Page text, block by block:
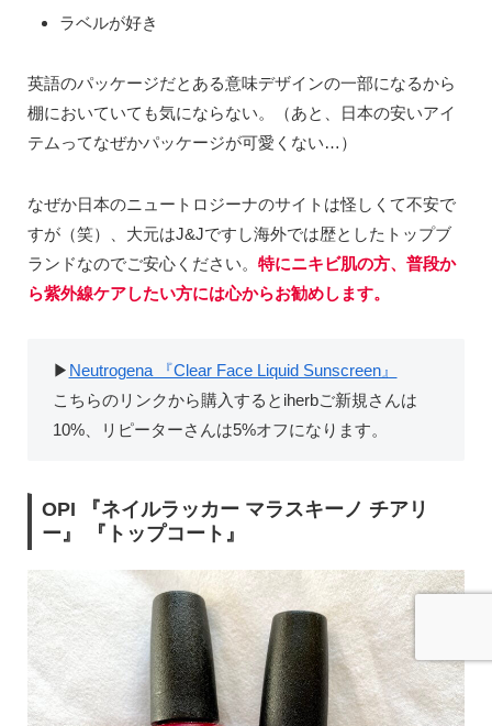
ラベルが好き
英語のパッケージだとある意味デザインの一部になるから
棚においていても気にならない。（あと、日本の安いアイ
テムってなぜかパッケージが可愛くない…）
なぜか日本のニュートロジーナのサイトは怪しくて不安で
すが（笑）、大元はJ&Jですし海外では歴としたトップブ
ランドなのでご安心ください。 特にニキビ肌の方、普段か
ら紫外線ケアしたい方には心からお勧めします。
▶︎ Neutrogena 『Clear Face Liquid Sunscreen』
こちらのリンクから購入するとiherbご新規さんは
10%、リピーターさんは5%オフになります。
OPI 『ネイルラッカー マラスキーノ チアリ
ー』 『トップコート』